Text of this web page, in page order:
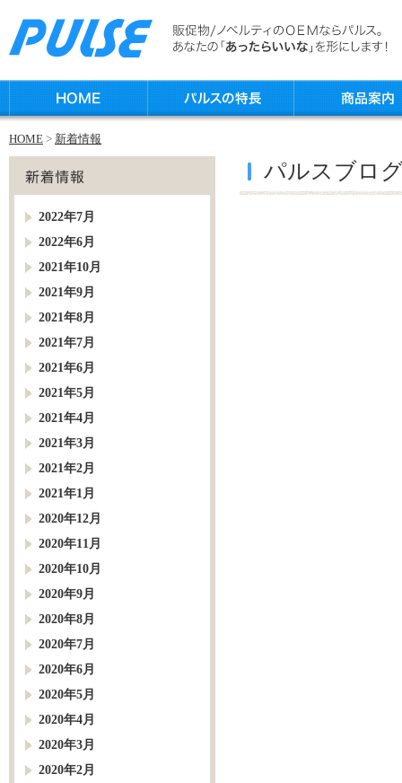
HOME > 新着情報
2022年7月
2022年6月
2021年10月
2021年9月
2021年8月
2021年7月
2021年6月
2021年5月
2021年4月
2021年3月
2021年2月
2021年1月
2020年12月
2020年11月
2020年10月
2020年9月
2020年8月
2020年7月
2020年6月
2020年5月
2020年4月
2020年3月
2020年2月
パルスブロ